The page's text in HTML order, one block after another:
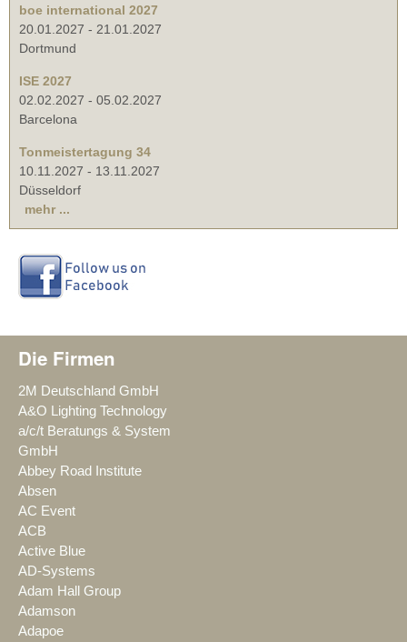
boe international 2027
20.01.2027 - 21.01.2027
Dortmund
ISE 2027
02.02.2027 - 05.02.2027
Barcelona
Tonmeistertagung 34
10.11.2027 - 13.11.2027
Düsseldorf
mehr ...
Die Firmen
2M Deutschland GmbH
A&O Lighting Technology
a/c/t Beratungs & System
GmbH
Abbey Road Institute
Absen
AC Event
ACB
Active Blue
AD-Systems
Adam Hall Group
Adamson
Adapoe